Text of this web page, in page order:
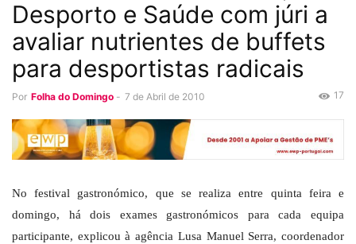
Desporto e Saúde com júri a
avaliar nutrientes de buffets
para desportistas radicais
Por Folha do Domingo - 7 de Abril de 2010 17
No festival gastronómico, que se realiza entre quinta feira e
domingo, há dois exames gastronómicos para cada equipa
participante, explicou à agência Lusa Manuel Serra, coordenador